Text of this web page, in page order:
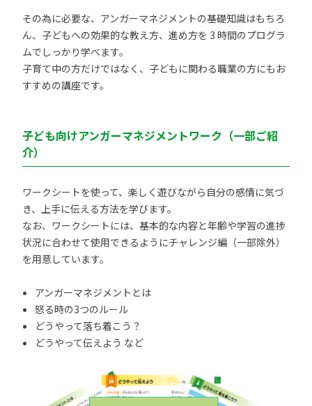
その為に必要な、アンガーマネジメントの基礎知識はもちろ
ん、子どもへの効果的な教え方、進め方を 3 時間のプログラ
ムでしっかり学べます。
子育て中の方だけではなく、子どもに関わる職業の方にもお
すすめの講座です。
子ども向けアンガーマネジメントワーク（一部ご紹
介）
ワークシートを使って、楽しく遊びながら自分の感情に気づ
き、上手に伝える方法を学びます。
なお、ワークシートには、基本的な内容と年齢や学習の進捗
状況に合わせて使用できるようにチャレンジ編（一部除外）
を用意しています。
アンガーマネジメントとは
怒る時の3つのルール
どうやって落ち着こう？
どうやって伝えよう など